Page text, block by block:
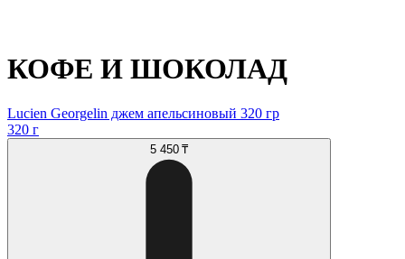
КОФЕ И ШОКОЛАД
Lucien Georgelin джем апельсиновый 320 гр
320 г
5 450 ₸